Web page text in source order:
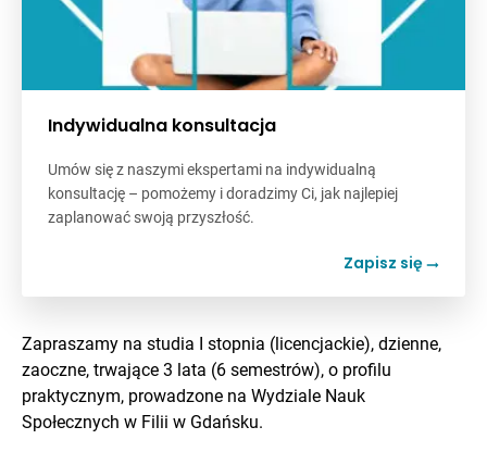
Zapraszamy na studia I stopnia (licencjackie), dzienne,
zaoczne, trwające 3 lata (6 semestrów), o profilu
praktycznym, prowadzone na Wydziale Nauk
Społecznych w Filii w Gdańsku.
Indywidualna konsultacja
Umów się z naszymi ekspertami na indywidualną
konsultację – pomożemy i doradzimy Ci, jak najlepiej
zaplanować swoją przyszłość.
Zapisz się